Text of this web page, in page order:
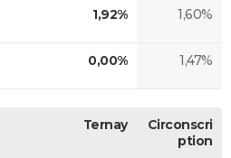
1,92% 1,60%
0,00% 1,47%
Ternay
Circonscri
ption